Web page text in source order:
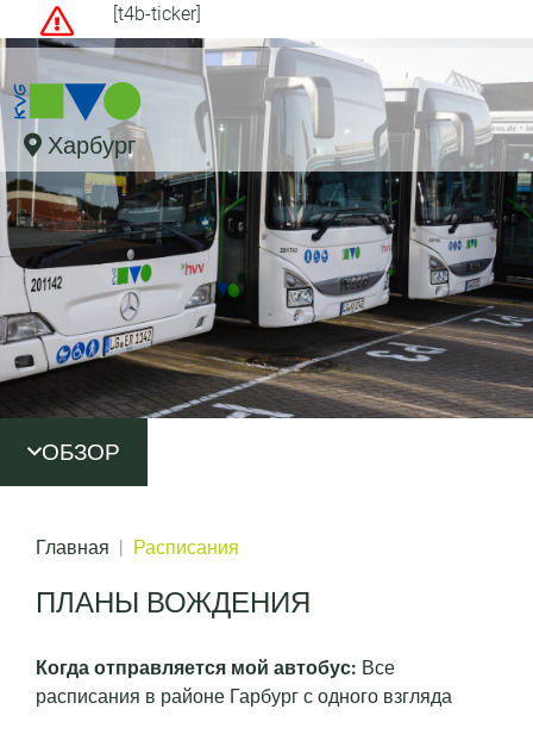
[t4b-ticker]
Харбург
ОБЗОР
Главная Расписания
ПЛАНЫ ВОЖДЕНИЯ
Когда отправляется мой автобус: Все
расписания в районе Гарбург с одного взгляда